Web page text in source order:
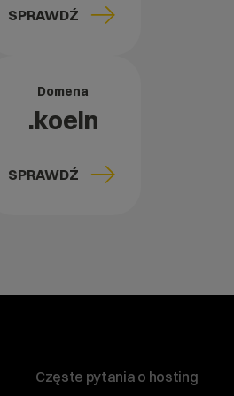
SPRAWDŹ
Domena
.koeln
SPRAWDŹ
Częste pytania o hosting